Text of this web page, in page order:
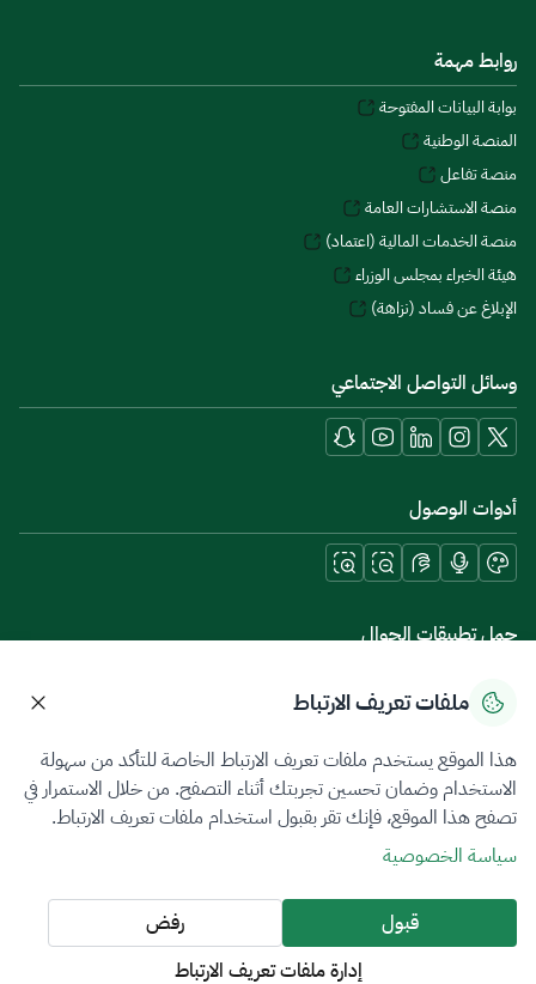
روابط مهمة
بوابة البيانات المفتوحة
المنصة الوطنية
منصة تفاعل
منصة الاستشارات العامة
منصة الخدمات المالية (اعتماد)
هيئة الخبراء بمجلس الوزراء
الإبلاغ عن فساد (نزاهة)
وسائل التواصل الاجتماعي
أدوات الوصول
حمل تطبيقات الجوال
سياسة الخصوصيةشروط الاستخدامخريطة الموقع
جميع الحقوق محفوظة 2026 © ZATCA.GOV.SA
تم تطويره وصيانته بواسطة هيئة الزكاة والضريبة والجمارك
آخر تحديث للموقع في
ملفات تعريف الارتباط
هذا الموقع يستخدم ملفات تعريف الارتباط الخاصة للتأكد من سهولة
الاستخدام وضمان تحسين تجربتك أثناء التصفح. من خلال الاستمرار في
تصفح هذا الموقع، فإنك تقر بقبول استخدام ملفات تعريف الارتباط.
سياسة الخصوصية
قبول
رفض
إدارة ملفات تعريف الارتباط